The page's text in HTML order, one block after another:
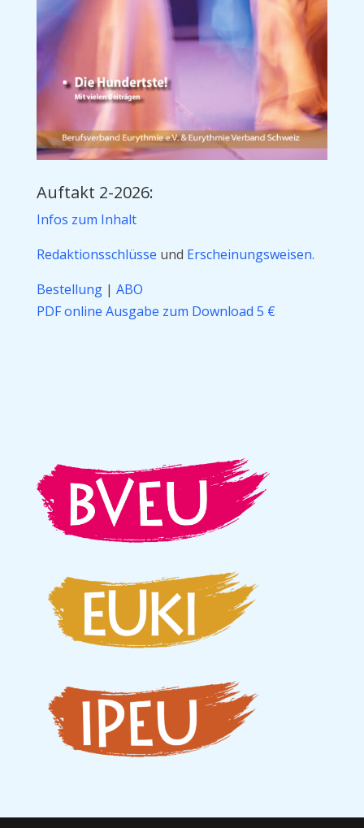
Auftakt 2-2026:
Infos zum Inhalt
Redaktionsschlüsse und Erscheinungsweisen.
Bestellung| ABO
PDF online Ausgabe zum Download 5 €